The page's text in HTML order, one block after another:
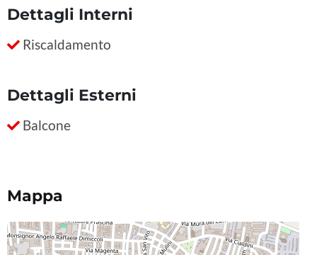
Dettagli Interni
Riscaldamento
Dettagli Esterni
Balcone
Mappa